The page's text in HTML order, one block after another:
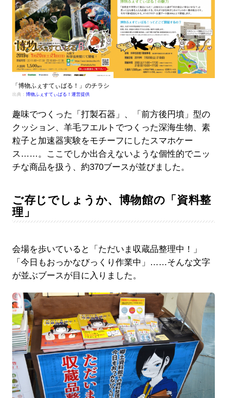
「博物ふぇすてぃばる！」のチラシ
出典： 博物ふぇすてぃばる！運営提供
趣味でつくった「打製石器」、「前方後円墳」型の
クッション、羊毛フエルトでつくった深海生物、素
粒子と加速器実験をモチーフにしたスマホケー
ス……。ここでしか出合えないような個性的でニッ
チな商品を扱う、約370ブースが並びました。
ご存じでしょうか、博物館の「資料整
理」
会場を歩いていると「ただいま収蔵品整理中！」
「今日もおっかなびっくり作業中」……そんな文字
が並ぶブースが目に入りました。